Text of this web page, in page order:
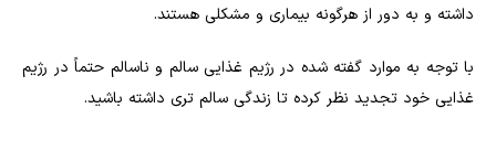
داشته و به دور از هرگونه بیماری و مشکلی هستند.
با توجه به موارد گفته شده در رژیم غذایی سالم و ناسالم حتماً در رژیم
غذایی خود تجدید نظر کرده تا زندگی سالم تری داشته باشید.